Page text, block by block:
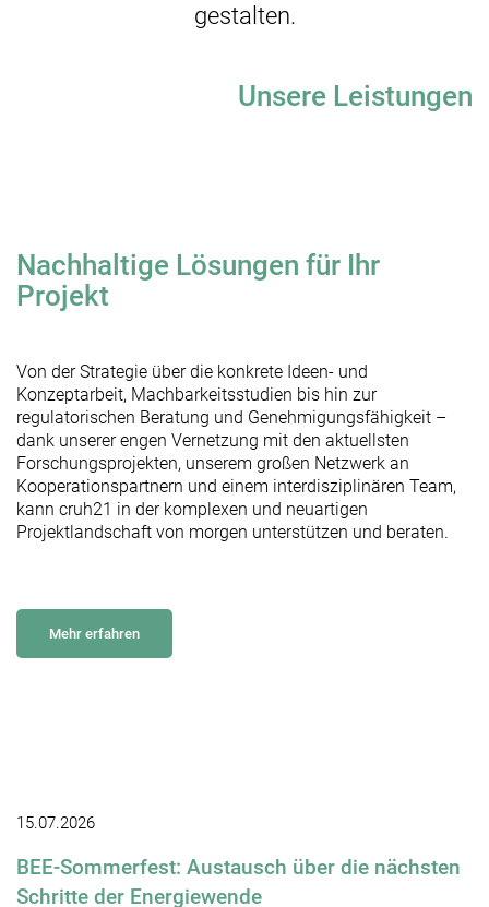
gestalten.
Unsere Leistungen
Nachhaltige Lösungen für Ihr
Projekt
Von der Strategie über die konkrete Ideen- und
Konzeptarbeit, Machbarkeitsstudien bis hin zur
regulatorischen Beratung und Genehmigungsfähigkeit –
dank unserer engen Vernetzung mit den aktuellsten
Forschungsprojekten, unserem großen Netzwerk an
Kooperationspartnern und einem interdisziplinären Team,
kann cruh21 in der komplexen und neuartigen
Projektlandschaft von morgen unterstützen und beraten.
Mehr erfahren
15.07.2026
BEE-Sommerfest: Austausch über die nächsten
Schritte der Energiewende